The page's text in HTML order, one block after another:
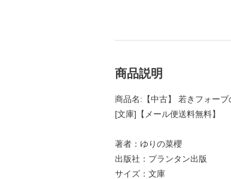
商品説明
商品名:【中古】 若きフォー
[文庫]【メール便送料無料】
著者：ゆりの菜櫻
出版社：プランタン出版
サイズ：文庫